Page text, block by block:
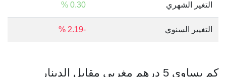
التغير الشهري 0.30 %
التغيير السنوي -2.19 %
كم يساوي 5 درهم مغربي مقابل الدينار